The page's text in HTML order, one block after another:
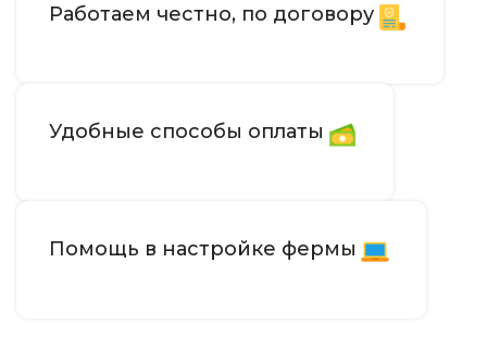
Работаем честно, по договору
Удобные способы оплаты
Помощь в настройке фермы